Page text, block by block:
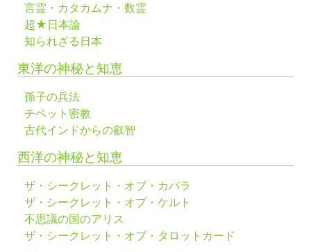
言霊・カタカムナ・数霊
超★日本論
知られざる日本
東洋の神秘と知恵
孫子の兵法
チベット密教
古代インドからの叡智
西洋の神秘と知恵
ザ・シークレット・オブ・カバラ
ザ・シークレット・オブ・ケルト
不思議の国のアリス
ザ・シークレット・オブ・タロットカード